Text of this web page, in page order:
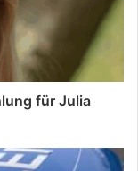
für Julia